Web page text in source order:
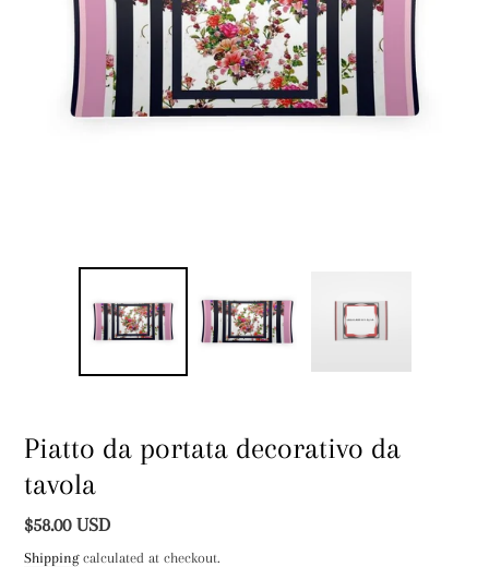
Piatto da portata decorativo da
tavola
Regular
price
$58.00 USD
Shippingcalculated at checkout.